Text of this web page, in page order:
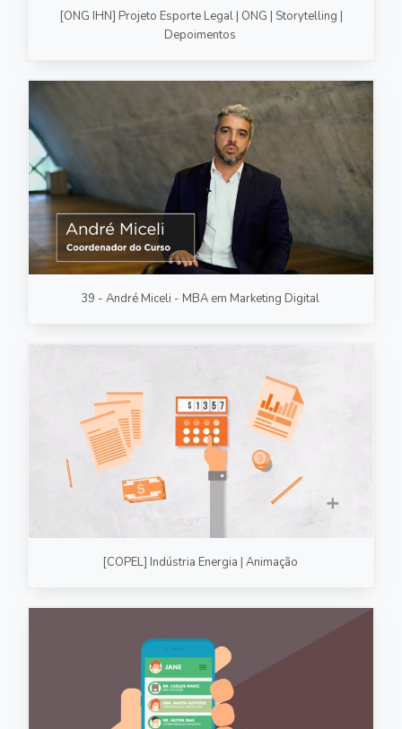
[ONG IHN] Projeto Esporte Legal | ONG | Storytelling |
Depoimentos
39 - André Miceli - MBA em Marketing Digital
[COPEL] Indústria Energia | Animação